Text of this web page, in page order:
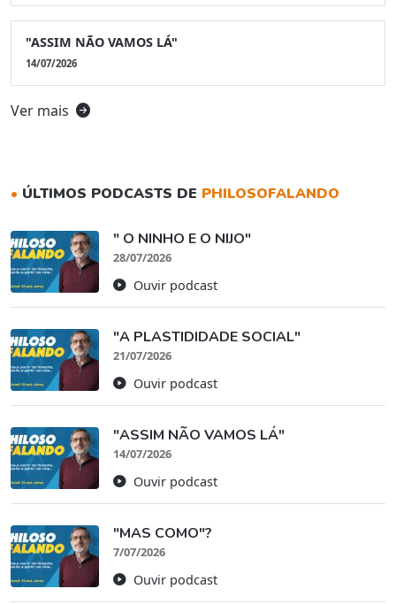
"ASSIM NÃO VAMOS LÁ"
14/07/2026
Ver mais
• ÚLTIMOS PODCASTS DE PHILOSOFALANDO
" O NINHO E O NIJO"
28/07/2026
Ouvir podcast
"A PLASTIDIDADE SOCIAL"
21/07/2026
Ouvir podcast
"ASSIM NÃO VAMOS LÁ"
14/07/2026
Ouvir podcast
"MAS COMO"?
7/07/2026
Ouvir podcast